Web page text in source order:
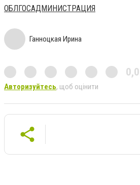
ОБЛГОСАДМИНИСТРАЦИЯ
Ганноцкая Ирина
0,0
Авторизуйтесь, щоб оцінити